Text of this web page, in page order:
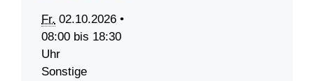
Fr. 02.10.2026 •
08:00 bis 18:30
Uhr
Sonstige